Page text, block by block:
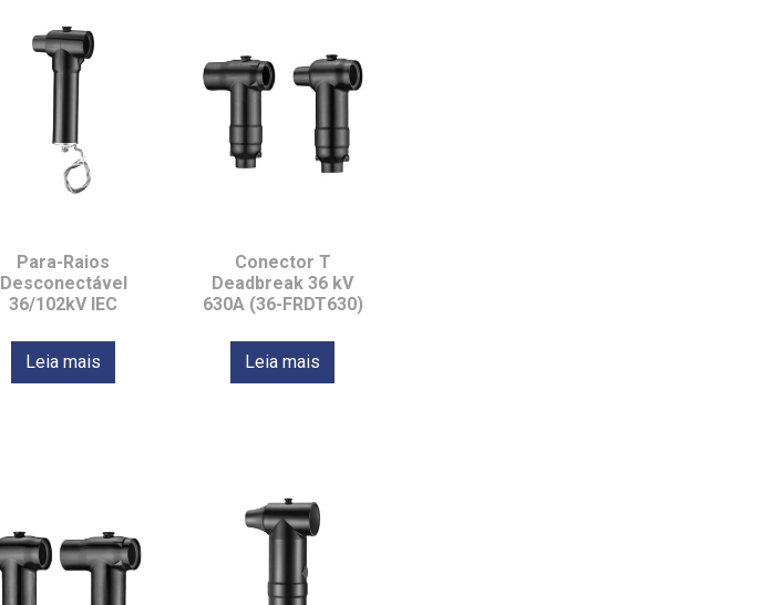
Para-Raios
Desconectável
36/102kV IEC
Leia mais
Conector T
Deadbreak 36 kV
630A (36-FRDT630)
Leia mais